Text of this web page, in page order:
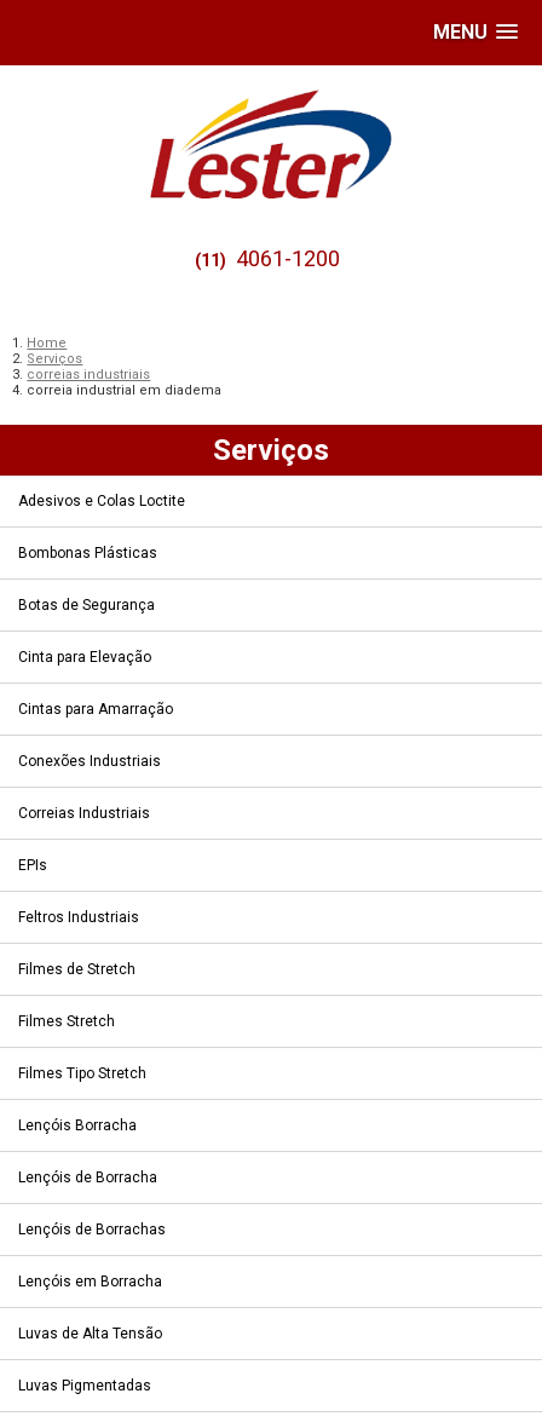
MENU
(11) 4061-1200
Home
Serviços
correias industriais
correia industrial em diadema
Serviços
Adesivos e Colas Loctite
Bombonas Plásticas
Botas de Segurança
Cinta para Elevação
Cintas para Amarração
Conexões Industriais
Correias Industriais
EPIs
Feltros Industriais
Filmes de Stretch
Filmes Stretch
Filmes Tipo Stretch
Lençóis Borracha
Lençóis de Borracha
Lençóis de Borrachas
Lençóis em Borracha
Luvas de Alta Tensão
Luvas Pigmentadas